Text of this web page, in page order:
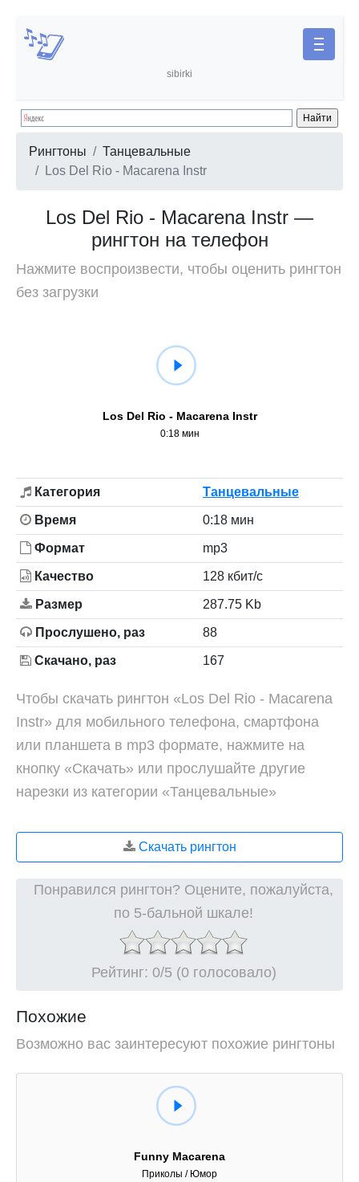
sibirki
Рингтоны
Танцевальные
Los Del Rio - Macarena Instr
Los Del Rio - Macarena Instr —
рингтон на телефон
Нажмите воспроизвести, чтобы оценить рингтон
без загрузки
Los Del Rio - Macarena Instr
0:18 мин
Категория Танцевальные
Время 0:18 мин
Формат mp3
Качество 128 кбит/с
Размер 287.75 Kb
Прослушено, раз 88
Скачано, раз 167
Чтобы скачать рингтон «Los Del Rio - Macarena
Instr» для мобильного телефона, смартфона
или планшета в mp3 формате, нажмите на
кнопку «Скачать» или прослушайте другие
нарезки из категории «Танцевальные»
Скачать рингтон
Понравился рингтон? Оцените, пожалуйста,
по 5-бальной шкале!
Рейтинг: 0/5 (0 голосовало)
Похожие
Возможно вас заинтересуют похожие рингтоны
Funny Macarena
Приколы / Юмор